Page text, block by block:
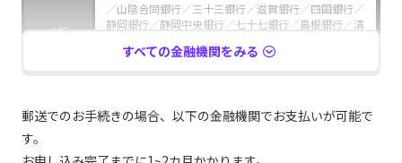
用金庫／旭川信用金庫／足利小山信用金庫／足立成和
信用金庫／阿南信用金庫／網走信用金庫／あぶくま信
用金庫／尼崎信用金庫／天草信用金庫／奄美大島信用
金庫／新井信用金庫／アルプス中央信用金庫／淡路信
信用金庫／永和信用金庫／越前信用金庫／愛媛信用金
すべての金融機関をみる
さ行
／山陰合同銀行／三十三銀行／滋賀銀行／四国銀行／
静岡銀行／静岡中央銀行／七十七銀行／島根銀行／清
行／住信SBIネット銀行／スルガ銀行／セブン銀行／
大光銀行／第四北越銀行／大東銀行／但馬銀行／筑邦
銀行／千葉銀行／千葉興業銀行／中国銀行／筑波銀行
徳島大正銀行／栃木銀行／鳥取銀行／トマト銀行／富
郵送でのお手続きの場合、以下の金融機関でお支払いが可能で
す。